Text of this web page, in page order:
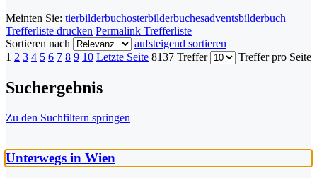
Meinten Sie: tierbilderbuchosterbilderbuchesadventsbilderbuch
Trefferliste drucken Permalink Trefferliste
Sortieren nach
aufsteigend sortieren
1 2 3 4 5 6 7 8 9 10 Letzte Seite 8137 Treffer Treffer pro Seite
Suchergebnis
Zu den Suchfiltern springen
Unterwegs in Wien